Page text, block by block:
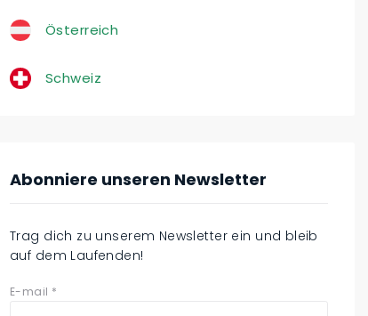
Österreich
Schweiz
Abonniere unseren Newsletter
Trag dich zu unserem Newsletter ein und bleib
auf dem Laufenden!
E-mail *